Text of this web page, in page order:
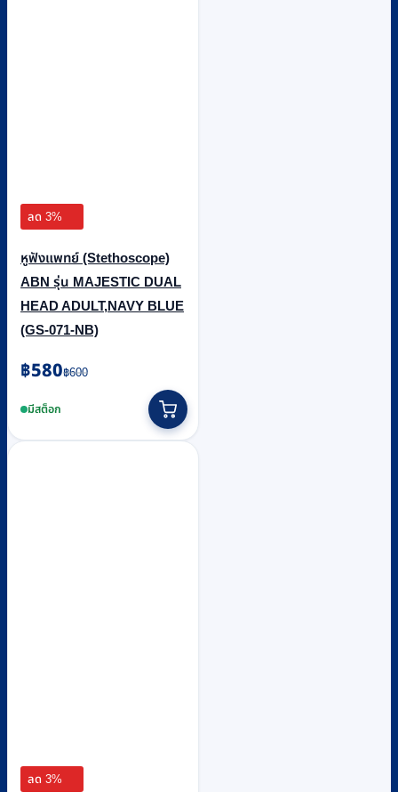
ลด 3%
หูฟังแพทย์ (Stethoscope)
ABN รุ่น MAJESTIC DUAL
HEAD ADULT,NAVY BLUE
(GS-071-NB)
฿600
Original
price
was:
฿580
Current
price
is:มีสต็อก
ลด 3%